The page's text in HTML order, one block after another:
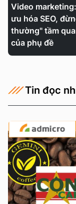
Video
ưu hóa SEO,
thường" tầm
của phụ đề
Tin đọc